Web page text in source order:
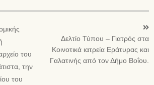
του
την
του
Δελτίο Τύπου – Γιατρός στα
Κοινοτικά ιατρεία Εράτυρας και
Γαλατινής από τον Δήμο Βοΐου.